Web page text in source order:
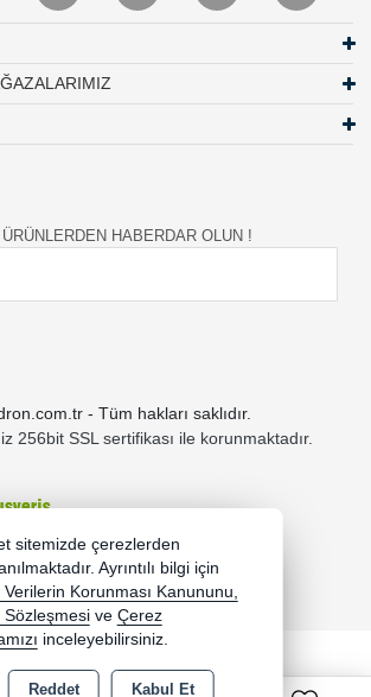
0
HABERDAR OLUN !
- Tüm hakları saklıdır.
256bit SSL sertifikası ile korunmaktadır.
E-Ticaret ile hazırlanmıştır.
sitemizde çerezlerden
Ayrıntılı bilgi için
Verilerin Korunması Kanununu,
Sözleşmesi ve Çerez
inceleyebilirsiniz.
Reddet Kabul Et